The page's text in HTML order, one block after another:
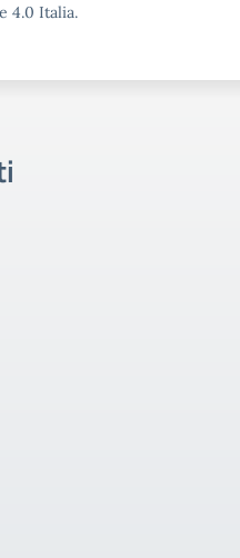
4.0 Italia.